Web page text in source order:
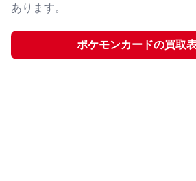
あります。
ポケモンカードの買取